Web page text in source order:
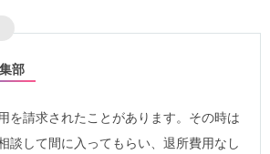
部
を請求されたことがあります。その時は
談して間に入ってもらい、退所費用なし